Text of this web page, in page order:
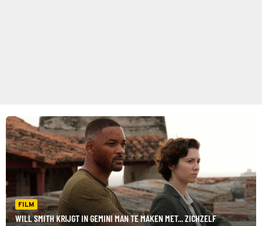
FILM
WILL SMITH KRIJGT IN GEMINI MAN TE MAKEN MET... ZICHZELF